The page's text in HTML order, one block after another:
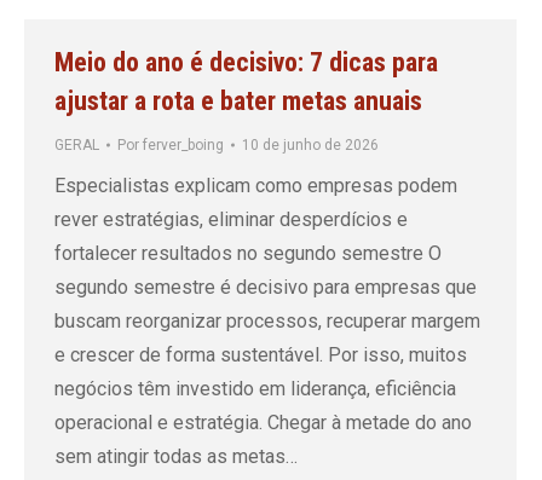
Meio do ano é decisivo: 7 dicas para
ajustar a rota e bater metas anuais
GERAL Por ferver_boing 10 de junho de 2026
Especialistas explicam como empresas podem
rever estratégias, eliminar desperdícios e
fortalecer resultados no segundo semestre O
segundo semestre é decisivo para empresas que
buscam reorganizar processos, recuperar margem
e crescer de forma sustentável. Por isso, muitos
negócios têm investido em liderança, eficiência
operacional e estratégia. Chegar à metade do ano
sem atingir todas as metas…